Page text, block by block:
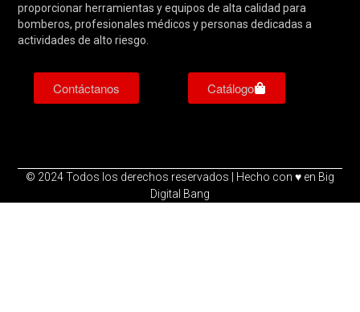
proporcionar herramientas y equipos de alta calidad para
bomberos, profesionales médicos y personas dedicadas a
actividades de alto riesgo.
Contáctanos Catálogo
©️ 2024 Todos los derechos reservados | Hecho con ♥️ en Big
Digital Bang